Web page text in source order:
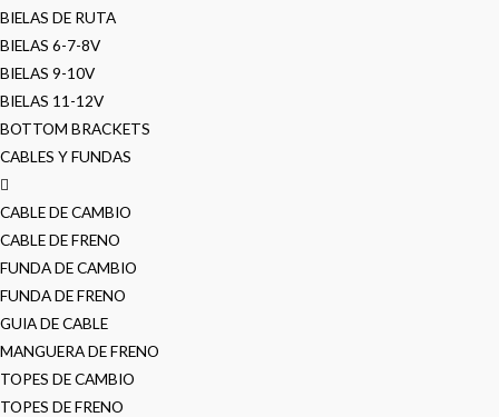
BIELAS DE RUTA
BIELAS 6-7-8V
BIELAS 9-10V
BIELAS 11-12V
BOTTOM BRACKETS
CABLES Y FUNDAS
CABLE DE CAMBIO
CABLE DE FRENO
FUNDA DE CAMBIO
FUNDA DE FRENO
GUIA DE CABLE
MANGUERA DE FRENO
TOPES DE CAMBIO
TOPES DE FRENO